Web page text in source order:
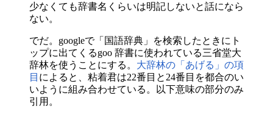
少なくても辞書名くらいは明記しないと話になら
ない。
でだ。googleで「国語辞典」を検索したときにト
ップに出てくるgoo 辞書に使われている三省堂大
辞林を使うことにする。 大辞林の「あげる」の項
目 によると、粘着君は22番目と24番目を都合のい
いように組み合わせている。以下意味の部分のみ
引用。